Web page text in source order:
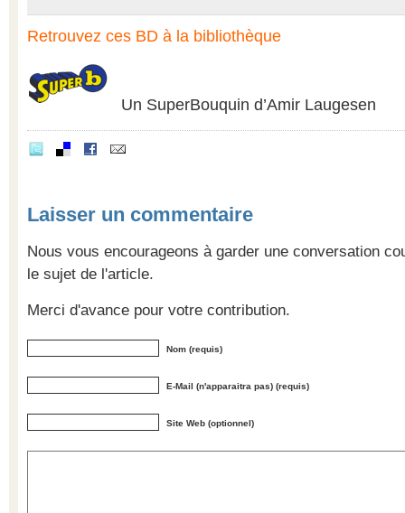
Retrouvez ces BD à la bibliothèque
Un SuperBouquin d’Amir Laugesen
Laisser un commentaire
Nous vous encourageons à garder une conversation
le sujet de l'article.
Merci d'avance pour votre contribution.
Nom (requis)
E-Mail (n'apparaitra pas) (requis)
Site Web (optionnel)